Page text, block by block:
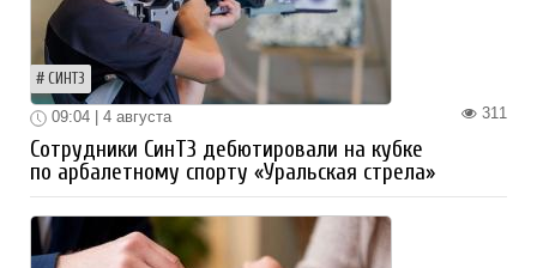
СИНТЗ
311
09:04 | 4 августа
Сотрудники СинТЗ дебютировали на кубке
по арбалетному спорту «Уральская стрела»